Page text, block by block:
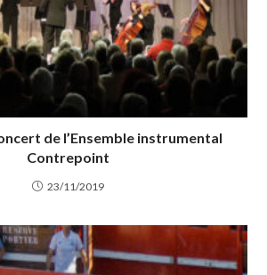
de l’Ensemble instrumental
Contrepoint
23/11/2019